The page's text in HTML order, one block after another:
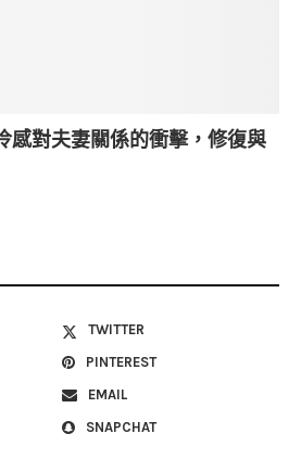
感對夫妻關係的衝擊，修復與
TWITTER
PINTEREST
EMAIL
SNAPCHAT